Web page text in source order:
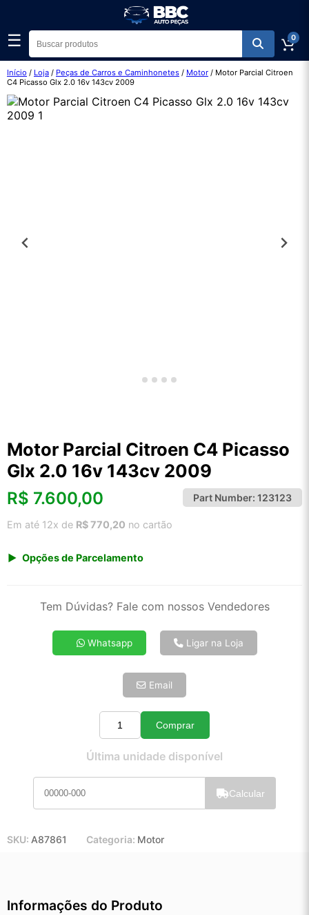
☰ 0
Início / Loja / Peças de Carros e Caminhonetes / Motor / Motor Parcial Citroen
C4 Picasso Glx 2.0 16v 143cv 2009
Motor Parcial Citroen C4 Picasso
Glx 2.0 16v 143cv 2009
R$ 7.600,00 Part Number: 123123
Em até 12x de R$ 770,20 no cartão
Opções de Parcelamento
2x de R$ 4.090,32
4x de R$ 2.106,34
5x de R$ 1.707,11
Tem Dúvidas? Fale com nossos Vendedores
Whatsapp Ligar na Loja
Email
Quantidade
Comprar
Última unidade disponível
Calcular
SKU: A87861 Categoria: Motor
Informações do Produto